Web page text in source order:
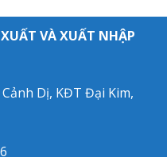
VÀ XUẤT NHẬP
Dị, KĐT Đại Kim,